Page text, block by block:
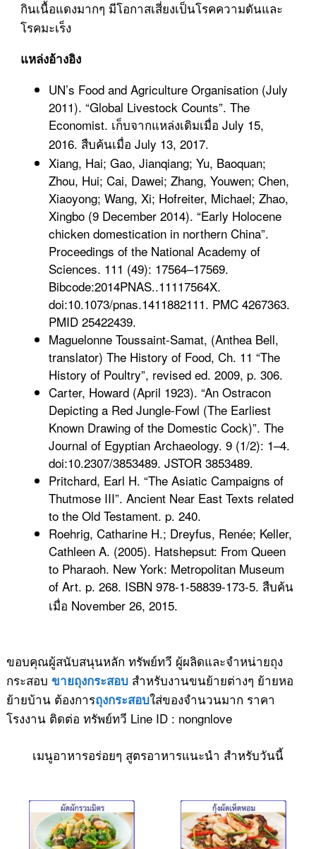
กินเนื้อแดงมากๆ มีโอกาสเสี่ยงเป็นโรคความดันและ
โรคมะเร็ง
แหล่งอ้างอิง
UN’s Food and Agriculture Organisation (July
2011). “Global Livestock Counts”. The
Economist. เก็บจากแหล่งเดิมเมื่อ July 15,
2016. สืบค้นเมื่อ July 13, 2017.
Xiang, Hai; Gao, Jianqiang; Yu, Baoquan;
Zhou, Hui; Cai, Dawei; Zhang, Youwen; Chen,
Xiaoyong; Wang, Xi; Hofreiter, Michael; Zhao,
Xingbo (9 December 2014). “Early Holocene
chicken domestication in northern China”.
Proceedings of the National Academy of
Sciences. 111 (49): 17564–17569.
Bibcode:2014PNAS..11117564X.
doi:10.1073/pnas.1411882111. PMC 4267363.
PMID 25422439.
Maguelonne Toussaint-Samat, (Anthea Bell,
translator) The History of Food, Ch. 11 “The
History of Poultry”, revised ed. 2009, p. 306.
Carter, Howard (April 1923). “An Ostracon
Depicting a Red Jungle-Fowl (The Earliest
Known Drawing of the Domestic Cock)”. The
Journal of Egyptian Archaeology. 9 (1/2): 1–4.
doi:10.2307/3853489. JSTOR 3853489.
Pritchard, Earl H. “The Asiatic Campaigns of
Thutmose III”. Ancient Near East Texts related
to the Old Testament. p. 240.
Roehrig, Catharine H.; Dreyfus, Renée; Keller,
Cathleen A. (2005). Hatshepsut: From Queen
to Pharaoh. New York: Metropolitan Museum
of Art. p. 268. ISBN 978-1-58839-173-5. สืบค้น
เมื่อ November 26, 2015.
ขอบคุณผู้สนับสนุนหลัก ทรัพย์ทวี ผู้ผลิดและจำหน่ายถุง
กระสอบ ขายถุงกระสอบสำหรับงานขนย้ายต่างๆ ย้ายหอ
ย้ายบ้าน ต้องการถุงกระสอบใส่ของจำนวนมาก ราคา
โรงงาน ติดต่อ ทรัพย์ทวี Line ID : nongnlove
เมนูอาหารอร่อยๆ สูตรอาหารแนะนำ สำหรับวันนี้